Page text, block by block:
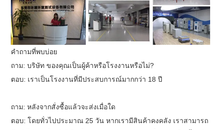
คำถามที่พบบ่อย
ถาม: บริษัท ของคุณเป็นผู้ค้าหรือโรงงานหรือไม่?
ตอบ: เราเป็นโรงงานที่มีประสบการณ์มากกว่า 18 ปี
ถาม: หลังจากสั่งซื้อแล้วจะส่งเมื่อใด
ตอบ: โดยทั่วไปประมาณ 25 วัน หากเรามีสินค้าคงคลัง เราสามารถ